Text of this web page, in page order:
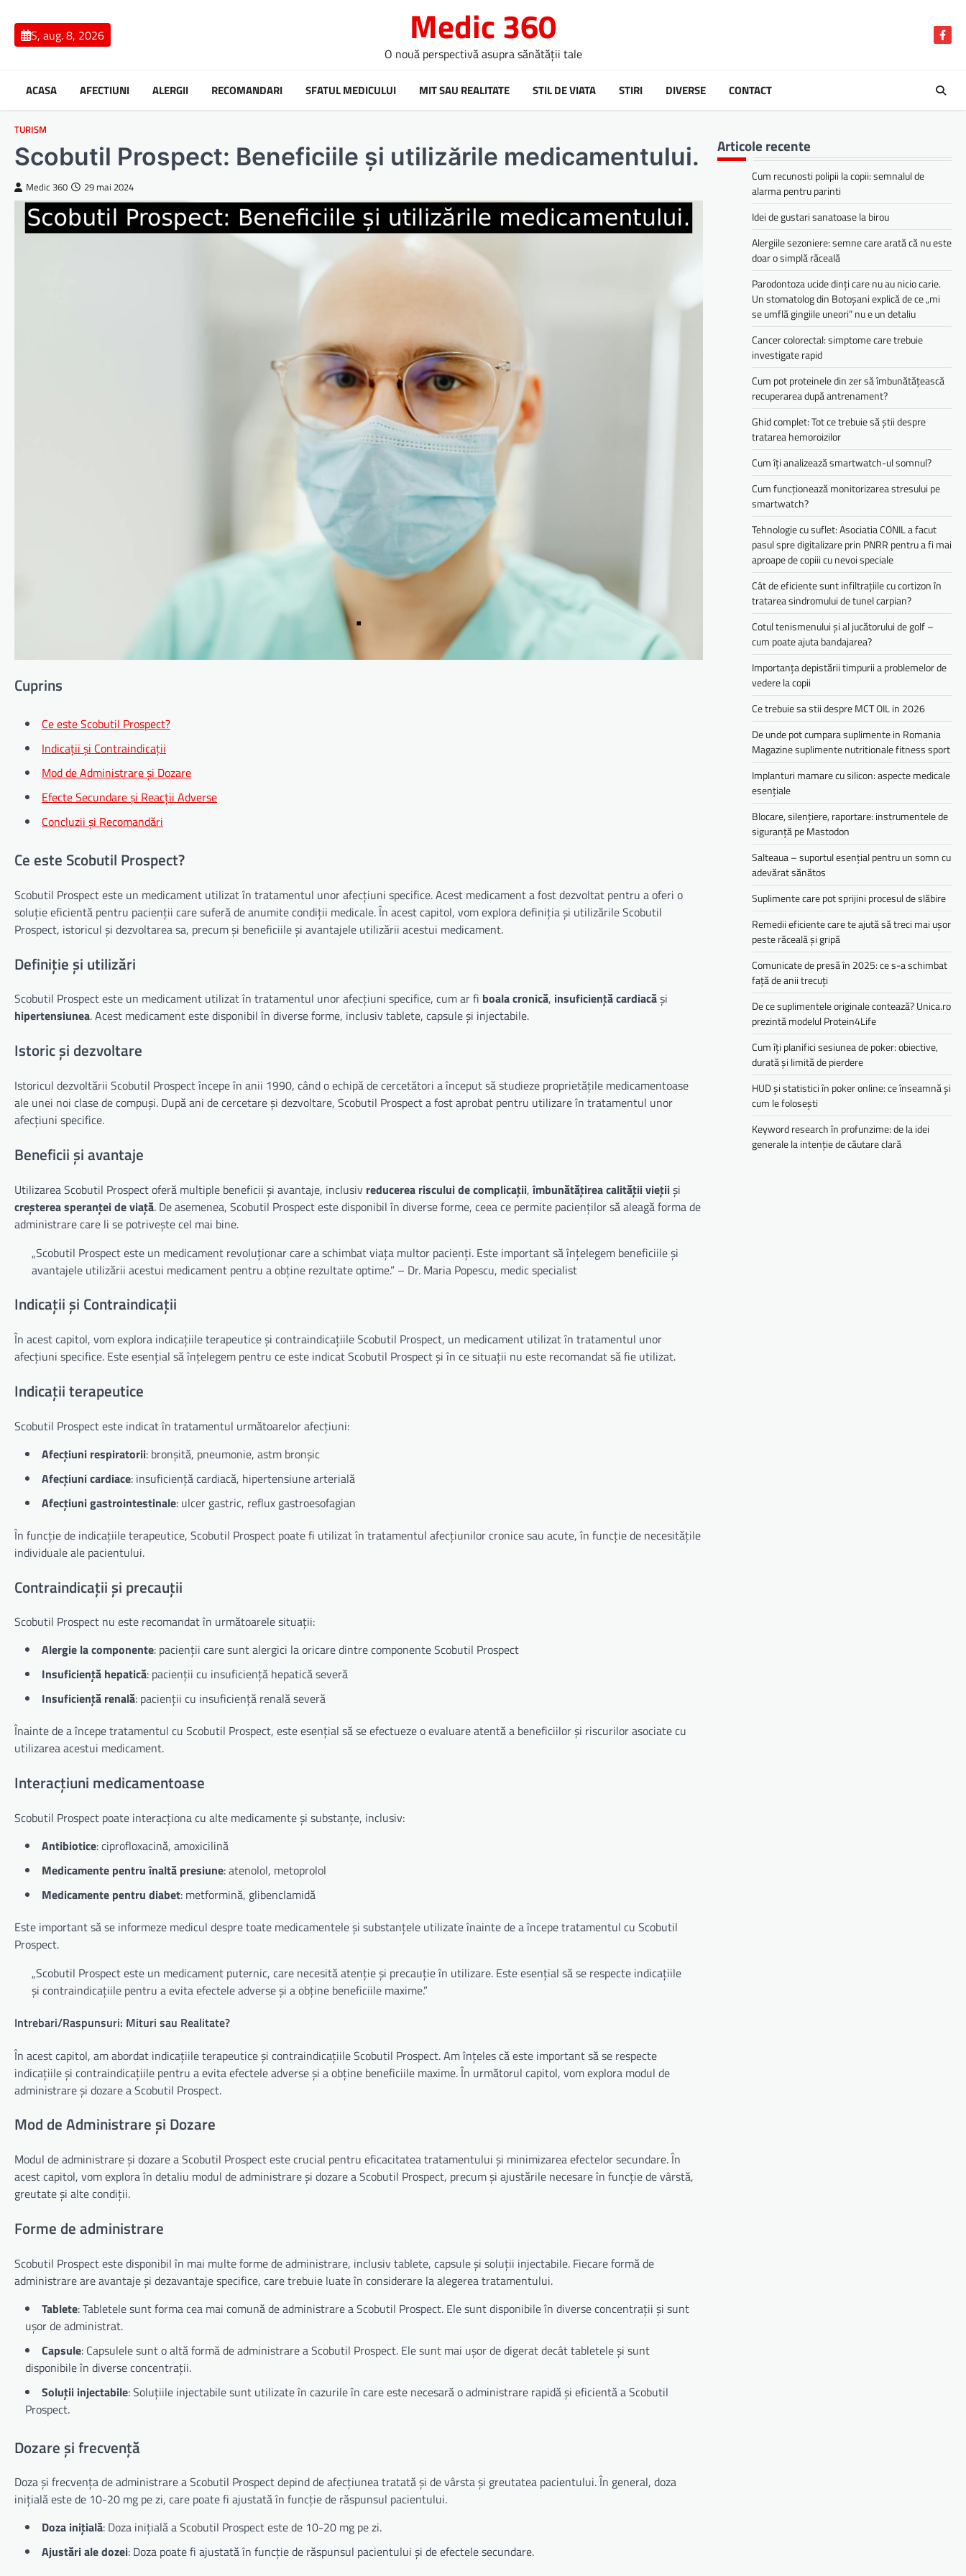
contentS, aug. 8, 2026 Medic 360
O nouă perspectivă asupra sănătății tale
ACASA AFECTIUNI ALERGII RECOMANDARI SFATUL MEDICULUI MIT SAU REALITATE STIL DE VIATA STIRI DIVERSE CONTACT
TURISM
Scobutil Prospect: Beneficiile și utilizările medicamentului.
Medic 360 29 mai 2024
Cuprins
Ce este Scobutil Prospect?
Indicații și Contraindicații
Mod de Administrare și Dozare
Efecte Secundare și Reacții Adverse
Concluzii și Recomandări
Ce este Scobutil Prospect?
Scobutil Prospect este un medicament utilizat în tratamentul unor afecțiuni specifice. Acest medicament a fost dezvoltat pentru a oferi o
soluție eficientă pentru pacienții care suferă de anumite condiții medicale. În acest capitol, vom explora definiția și utilizările Scobutil
Prospect, istoricul și dezvoltarea sa, precum și beneficiile și avantajele utilizării acestui medicament.
Definiție și utilizări
Scobutil Prospect este un medicament utilizat în tratamentul unor afecțiuni specifice, cum ar fi boala cronică, insuficiență cardiacăși
hipertensiunea. Acest medicament este disponibil în diverse forme, inclusiv tablete, capsule și injectabile.
Istoric și dezvoltare
Istoricul dezvoltării Scobutil Prospect începe în anii 1990, când o echipă de cercetători a început să studieze proprietățile medicamentoase
ale unei noi clase de compuși. După ani de cercetare și dezvoltare, Scobutil Prospect a fost aprobat pentru utilizare în tratamentul unor
afecțiuni specifice.
Beneficii și avantaje
Utilizarea Scobutil Prospect oferă multiple beneficii și avantaje, inclusiv reducerea riscului de complicații,îmbunătățirea calității viețiiși
creșterea speranței de viață. De asemenea, Scobutil Prospect este disponibil în diverse forme, ceea ce permite pacienților să aleagă forma de
administrare care li se potrivește cel mai bine.
„Scobutil Prospect este un medicament revoluționar care a schimbat viața multor pacienți. Este important să înțelegem beneficiile și
avantajele utilizării acestui medicament pentru a obține rezultate optime.” – Dr. Maria Popescu, medic specialist
Indicații și Contraindicații
În acest capitol, vom explora indicațiile terapeutice și contraindicațiile Scobutil Prospect, un medicament utilizat în tratamentul unor
afecțiuni specifice. Este esențial să înțelegem pentru ce este indicat Scobutil Prospect și în ce situații nu este recomandat să fie utilizat.
Indicații terapeutice
Scobutil Prospect este indicat în tratamentul următoarelor afecțiuni:
Afecțiuni respiratorii: bronșită, pneumonie, astm bronșic
Afecțiuni cardiace: insuficiență cardiacă, hipertensiune arterială
Afecțiuni gastrointestinale: ulcer gastric, reflux gastroesofagian
În funcție de indicațiile terapeutice, Scobutil Prospect poate fi utilizat în tratamentul afecțiunilor cronice sau acute, în funcție de necesitățile
individuale ale pacientului.
Contraindicații și precauții
Scobutil Prospect nu este recomandat în următoarele situații:
Alergie la componente: pacienții care sunt alergici la oricare dintre componente Scobutil Prospect
Insuficiență hepatică: pacienții cu insuficiență hepatică severă
Insuficiență renală: pacienții cu insuficiență renală severă
Înainte de a începe tratamentul cu Scobutil Prospect, este esențial să se efectueze o evaluare atentă a beneficiilor și riscurilor asociate cu
utilizarea acestui medicament.
Interacțiuni medicamentoase
Scobutil Prospect poate interacționa cu alte medicamente și substanțe, inclusiv:
Antibiotice: ciprofloxacină, amoxicilină
Medicamente pentru înaltă presiune: atenolol, metoprolol
Medicamente pentru diabet: metformină, glibenclamidă
Este important să se informeze medicul despre toate medicamentele și substanțele utilizate înainte de a începe tratamentul cu Scobutil
Prospect.
„Scobutil Prospect este un medicament puternic, care necesită atenție și precauție în utilizare. Este esențial să se respecte indicațiile
și contraindicațiile pentru a evita efectele adverse și a obține beneficiile maxime.”
Intrebari/Raspunsuri: Mituri sau Realitate?
În acest capitol, am abordat indicațiile terapeutice și contraindicațiile Scobutil Prospect. Am înțeles că este important să se respecte
indicațiile și contraindicațiile pentru a evita efectele adverse și a obține beneficiile maxime. În următorul capitol, vom explora modul de
administrare și dozare a Scobutil Prospect.
Mod de Administrare și Dozare
Modul de administrare și dozare a Scobutil Prospect este crucial pentru eficacitatea tratamentului și minimizarea efectelor secundare. În
acest capitol, vom explora în detaliu modul de administrare și dozare a Scobutil Prospect, precum și ajustările necesare în funcție de vârstă,
greutate și alte condiții.
Forme de administrare
Scobutil Prospect este disponibil în mai multe forme de administrare, inclusiv tablete, capsule și soluții injectabile. Fiecare formă de
administrare are avantaje și dezavantaje specifice, care trebuie luate în considerare la alegerea tratamentului.
Tablete: Tabletele sunt forma cea mai comună de administrare a Scobutil Prospect. Ele sunt disponibile în diverse concentrații și sunt
ușor de administrat.
Capsule: Capsulele sunt o altă formă de administrare a Scobutil Prospect. Ele sunt mai ușor de digerat decât tabletele și sunt
disponibile în diverse concentrații.
Soluții injectabile: Soluțiile injectabile sunt utilizate în cazurile în care este necesară o administrare rapidă și eficientă a Scobutil
Prospect.
Dozare și frecvență
Doza și frecvența de administrare a Scobutil Prospect depind de afecțiunea tratată și de vârsta și greutatea pacientului. În general, doza
inițială este de 10-20 mg pe zi, care poate fi ajustată în funcție de răspunsul pacientului.
Doza inițială: Doza inițială a Scobutil Prospect este de 10-20 mg pe zi.
Ajustări ale dozei: Doza poate fi ajustată în funcție de răspunsul pacientului și de efectele secundare.
Articole recente
Cum recunosti polipii la copii: semnalul de
alarma pentru parinti
Idei de gustari sanatoase la birou
Alergiile sezoniere: semne care arată că nu este
doar o simplă răceală
Parodontoza ucide dinți care nu au nicio carie.
Un stomatolog din Botoșani explică de ce „mi
se umflă gingiile uneori” nu e un detaliu
Cancer colorectal: simptome care trebuie
investigate rapid
Cum pot proteinele din zer să îmbunătățească
recuperarea după antrenament?
Ghid complet: Tot ce trebuie să știi despre
tratarea hemoroizilor
Cum îți analizează smartwatch-ul somnul?
Cum funcționează monitorizarea stresului pe
smartwatch?
Tehnologie cu suflet: Asociatia CONIL a facut
pasul spre digitalizare prin PNRR pentru a fi mai
aproape de copiii cu nevoi speciale
Cât de eficiente sunt infiltrațiile cu cortizon în
tratarea sindromului de tunel carpian?
Cotul tenismenului și al jucătorului de golf –
cum poate ajuta bandajarea?
Importanța depistării timpurii a problemelor de
vedere la copii
Ce trebuie sa stii despre MCT OIL in 2026
De unde pot cumpara suplimente in Romania
Magazine suplimente nutritionale fitness sport
Implanturi mamare cu silicon: aspecte medicale
esențiale
Blocare, silențiere, raportare: instrumentele de
siguranță pe Mastodon
Salteaua – suportul esențial pentru un somn cu
adevărat sănătos
Suplimente care pot sprijini procesul de slăbire
Remedii eficiente care te ajută să treci mai ușor
peste răceală și gripă
Comunicate de presă în 2025: ce s-a schimbat
față de anii trecuți
De ce suplimentele originale contează? Unica.ro
prezintă modelul Protein4Life
Cum îți planifici sesiunea de poker: obiective,
durată și limită de pierdere
HUD și statistici în poker online: ce înseamnă și
cum le folosești
Keyword research în profunzime: de la idei
generale la intenție de căutare clară